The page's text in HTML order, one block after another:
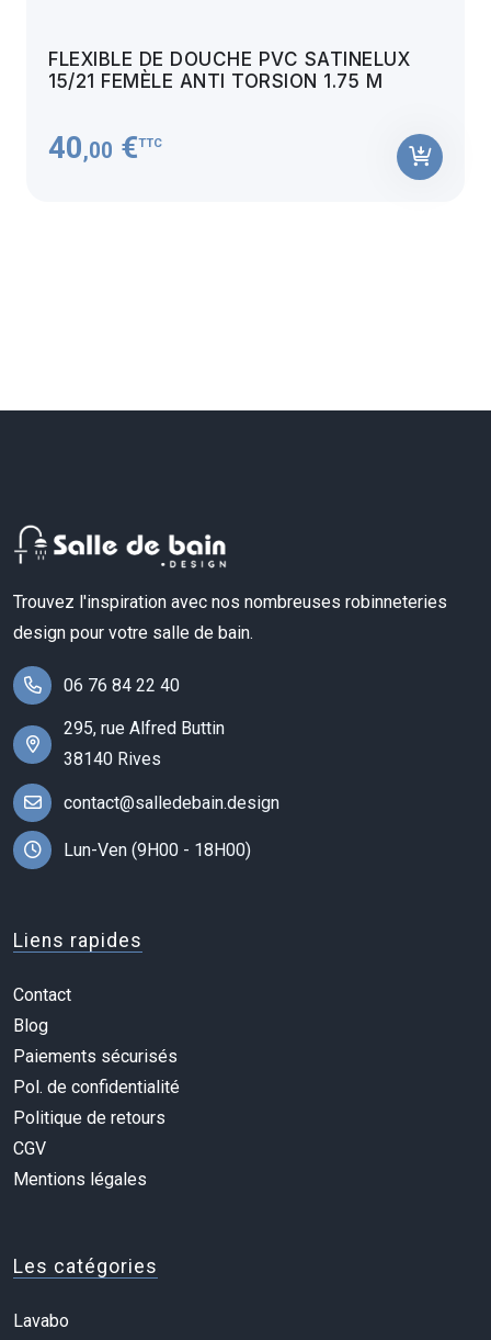
FLEXIBLE DE DOUCHE PVC SATINELUX
15/21 FEMÈLE ANTI TORSION 1.75 M
40,00 €TTC
Trouvez l'inspiration avec nos nombreuses robinneteries
design pour votre salle de bain.
06 76 84 22 40
295, rue Alfred Buttin
38140 Rives
contact@salledebain.design
Lun-Ven (9H00 - 18H00)
Liens rapides
Contact
Blog
Paiements sécurisés
Pol. de confidentialité
Politique de retours
CGV
Mentions légales
Les catégories
Lavabo